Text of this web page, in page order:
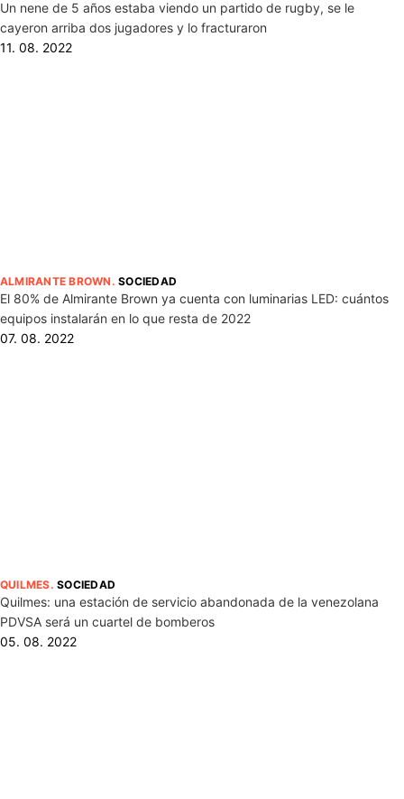
Un nene de 5 años estaba viendo un partido de rugby, se le
cayeron arriba dos jugadores y lo fracturaron
11. 08. 2022
ALMIRANTE BROWN .SOCIEDAD
El 80% de Almirante Brown ya cuenta con luminarias LED: cuántos
equipos instalarán en lo que resta de 2022
07. 08. 2022
QUILMES.SOCIEDAD
Quilmes: una estación de servicio abandonada de la venezolana
PDVSA será un cuartel de bomberos
05. 08. 2022